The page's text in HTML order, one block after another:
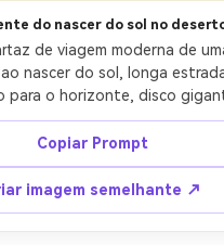
do nascer do sol no
de viagem moderna de
nascer do sol, longa
para o horizonte, disco
gradiente suaves, silhuetas
texto de destino serif retro,
areia, marinha profunda),
forte composição vertical,
impressão limpa-AR 4:5
Copiar Prompt
imagem semelhante ↗